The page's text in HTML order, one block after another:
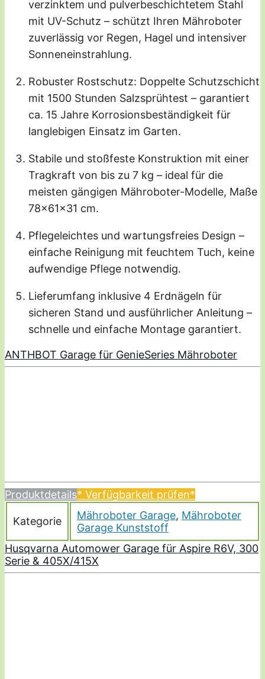
verzinktem und pulverbeschichtetem Stahl
mit UV-Schutz – schützt Ihren Mähroboter
zuverlässig vor Regen, Hagel und intensiver
Sonneneinstrahlung.
Robuster Rostschutz: Doppelte Schutzschicht
mit 1500 Stunden Salzsprühtest – garantiert
ca. 15 Jahre Korrosionsbeständigkeit für
langlebigen Einsatz im Garten.
Stabile und stoßfeste Konstruktion mit einer
Tragkraft von bis zu 7 kg – ideal für die
meisten gängigen Mähroboter-Modelle, Maße
78x61x31 cm.
Pflegeleichtes und wartungsfreies Design –
einfache Reinigung mit feuchtem Tuch, keine
aufwendige Pflege notwendig.
Lieferumfang inklusive 4 Erdnägeln für
sicheren Stand und ausführlicher Anleitung –
schnelle und einfache Montage garantiert.
ANTHBOT Garage für GenieSeries Mähroboter
Produktdetails* Verfügbarkeit prüfen*
Kategorie Mähroboter Garage, Mähroboter
Garage Kunststoff
Husqvarna Automower Garage für Aspire R6V, 300
Serie & 405X/415X